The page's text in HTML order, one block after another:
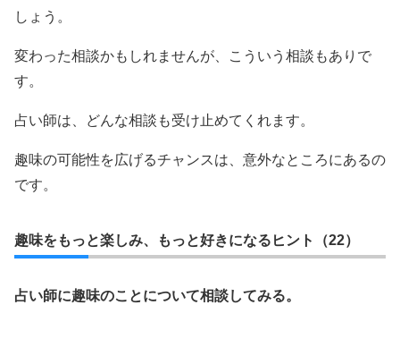
しょう。
変わった相談かもしれませんが、こういう相談もありで
す。
占い師は、どんな相談も受け止めてくれます。
趣味の可能性を広げるチャンスは、意外なところにあるの
です。
趣味をもっと楽しみ、もっと好きになるヒント（22）
占い師に趣味のことについて相談してみる。